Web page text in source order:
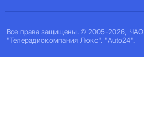
Все права защищены. © 2005-2026, ЧАО
"Телерадиокомпания Люкс". "Auto24".